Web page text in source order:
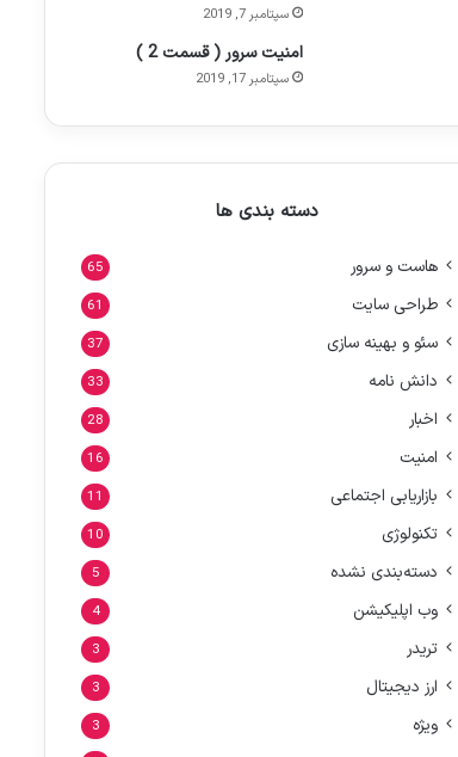
سپتامبر 7, 2019
امنیت سرور ( قسمت 2 )
سپتامبر 17, 2019
دسته بندی ها
هاست و سرور 65
طراحی سایت 61
سئو و بهینه سازی 37
دانش نامه 33
اخبار 28
امنیت 16
بازاریابی اجتماعی 11
تکنولوژی 10
دسته‌بندی نشده 5
وب اپلیکیشن 4
تریدر 3
ارز دیجیتال 3
ویژه 3